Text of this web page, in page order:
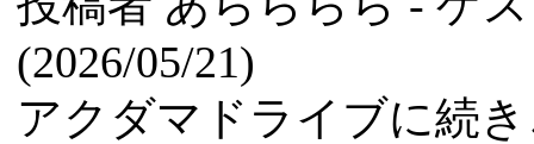
(2026/05/21)
アクダマドライブに続